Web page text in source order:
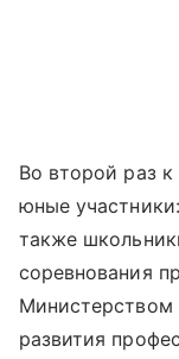
Во второй раз
юные
также
соревнования
развития